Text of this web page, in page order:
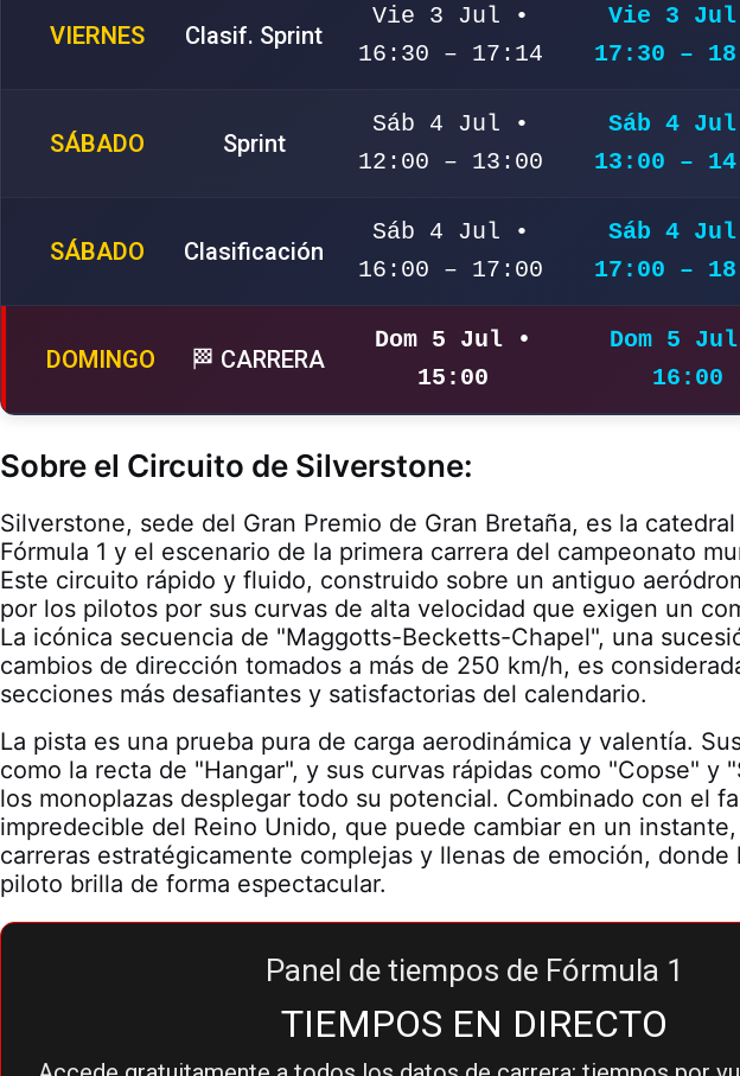
VIERNES Clasif. Sprint
Vie 3 Jul •
16:30 – 17:14
Vie 3
17:30 –
SÁBADO Sprint
Sáb 4 Jul •
12:00 – 13:00
Sáb 4
13:00 –
SÁBADO Clasificación
Sáb 4 Jul •
16:00 – 17:00
Sáb 4
17:00 –
DOMINGO 🏁 CARRERA
Dom 5 Jul •
15:00
Dom 5
16:00
Sobre el Circuito de Silverstone:
Silverstone, sede del Gran Premio de Gran Bretaña, es la
Fórmula 1 y el escenario de la primera carrera del campeonato
Este circuito rápido y fluido, construido sobre un antiguo
por los pilotos por sus curvas de alta velocidad que exigen un
La icónica secuencia de "Maggotts-Becketts-Chapel", una
cambios de dirección tomados a más de 250 km/h, es
secciones más desafiantes y satisfactorias del calendario.
La pista es una prueba pura de carga aerodinámica y valentía.
como la recta de "Hangar", y sus curvas rápidas como "Copse" y
los monoplazas desplegar todo su potencial. Combinado con el
impredecible del Reino Unido, que puede cambiar en un
carreras estratégicamente complejas y llenas de emoción, donde
piloto brilla de forma espectacular.
Panel de tiempos de Fórmula 1
TIEMPOS EN DIRECTO